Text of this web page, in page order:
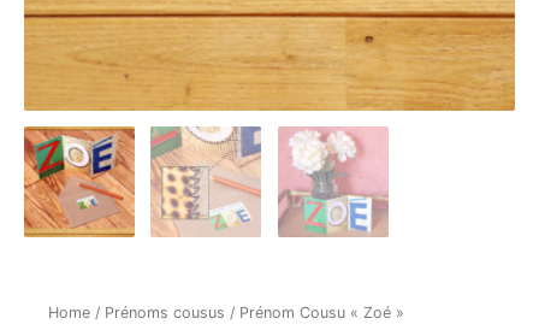
Home / Prénoms cousus / Prénom Cousu « Zoé »